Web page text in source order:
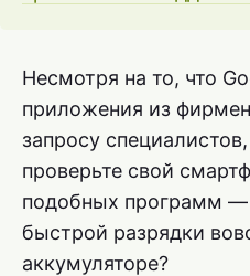
Несмотря на то, что
приложения из
запросу
проверьте свой
подобных программ —
быстрой разрядки
аккумуляторе?